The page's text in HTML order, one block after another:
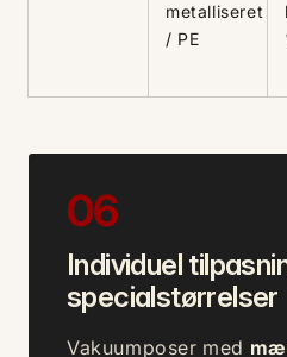
metalliseret
/ PE
06
Individuel
specialstørrelser
Vakuumposer med